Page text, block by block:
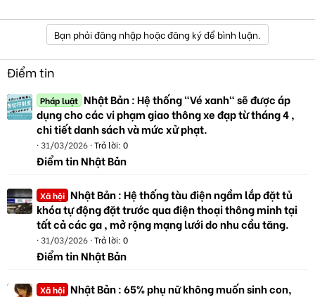
Bạn phải đăng nhập hoặc đăng ký để bình luận.
Điểm tin
Pháp luật Nhật Bản : Hệ thống "Vé xanh" sẽ được áp
dụng cho các vi phạm giao thông xe đạp từ tháng 4 ,
chi tiết danh sách và mức xử phạt.
31/03/2026 Trả lời: 0
Điểm tin Nhật Bản
Xã hội Nhật Bản : Hệ thống tàu điện ngầm lắp đặt tủ
khóa tự động đặt trước qua điện thoại thông minh tại
tất cả các ga , mở rộng mạng lưới do nhu cầu tăng.
31/03/2026 Trả lời: 0
Điểm tin Nhật Bản
Xã hội Nhật Bản : 65% phụ nữ không muốn sinh con,